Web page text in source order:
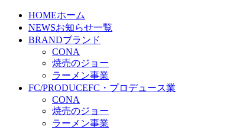
HOMEホーム
NEWSお知らせ一覧
BRANDブランド
CONA
焼売のジョー
ラーメン事業
FC/PRODUCEFC・プロデュース業
CONA
焼売のジョー
ラーメン事業